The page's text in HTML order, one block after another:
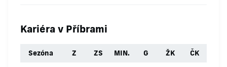
Kariéra v Příbrami
Sezóna Z ZS MIN. G ŽK ČK